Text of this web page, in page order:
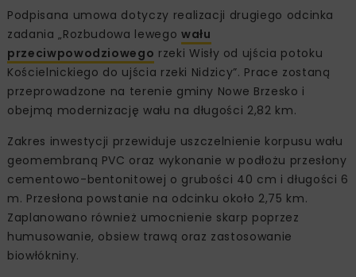
Podpisana umowa dotyczy realizacji drugiego odcinka
zadania „Rozbudowa lewego wału
przeciwpowodziowego rzeki Wisły od ujścia potoku
Kościelnickiego do ujścia rzeki Nidzicy”. Prace zostaną
przeprowadzone na terenie gminy Nowe Brzesko i
obejmą modernizację wału na długości 2,82 km.
Zakres inwestycji przewiduje uszczelnienie korpusu wału
geomembraną PVC oraz wykonanie w podłożu przesłony
cementowo-bentonitowej o grubości 40 cm i długości 6
m. Przesłona powstanie na odcinku około 2,75 km.
Zaplanowano również umocnienie skarp poprzez
humusowanie, obsiew trawą oraz zastosowanie
biowłókniny.